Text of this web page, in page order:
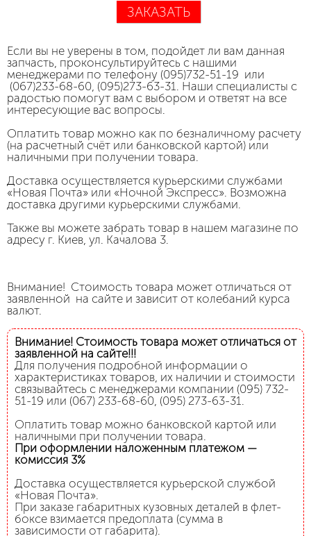
ЗАКАЗАТЬ
Если вы не уверены в том, подойдет ли вам данная
запчасть, проконсультируйтесь с нашими
менеджерами по телефону (095)732-51-19 или
(067)233-68-60, (095)273-63-31. Наши специалисты с
радостью помогут вам с выбором и ответят на все
интересующие вас вопросы.
Оплатить товар можно как по безналичному расчету
(на расчетный счёт или банковской картой) или
наличными при получении товара.
Доставка осуществляется курьерскими службами
«Новая Почта» или «Ночной Экспресс». Возможна
доставка другими курьерскими службами.
Также вы можете забрать товар в нашем магазине по
адресу г. Киев, ул. Качалова 3.
Внимание! Стоимость товара может отличаться от
заявленной на сайте и зависит от колебаний курса
валют.
Внимание! Стоимость товара может отличаться от
заявленной на сайте!!!
Для получения подробной информации о
характеристиках товаров, их наличии и стоимости
связывайтесь с менеджерами компании (095) 732-
51-19 или (067) 233-68-60, (095) 273-63-31.
Оплатить товар можно банковской картой или
наличными при получении товара.
При оформлении наложенным платежом —
комиссия 3%
Доставка осуществляется курьерской службой
«Новая Почта».
При заказе габаритных кузовных деталей в флет-
боксе взимается предоплата (сумма в
зависимости от габарита).